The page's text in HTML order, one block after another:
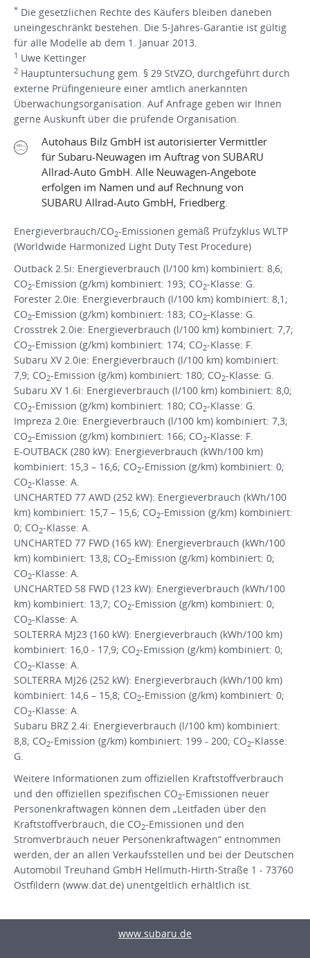
* Die gesetzlichen Rechte des Käufers bleiben daneben
uneingeschränkt bestehen. Die 5-Jahres-Garantie ist gültig
für alle Modelle ab dem 1. Januar 2013.
1 Uwe Kettinger
2 Hauptuntersuchung gem. § 29 StVZO, durchgeführt durch
externe Prüfingenieure einer amtlich anerkannten
Überwachungsorganisation. Auf Anfrage geben wir Ihnen
gerne Auskunft über die prüfende Organisation.
Autohaus Bilz GmbH ist autorisierter Vermittler
für Subaru-Neuwagen im Auftrag von SUBARU
Allrad-Auto GmbH. Alle Neuwagen-Angebote
erfolgen im Namen und auf Rechnung von
SUBARU Allrad-Auto GmbH, Friedberg.
Energieverbrauch/CO2-Emissionen gemäß Prüfzyklus WLTP
(Worldwide Harmonized Light Duty Test Procedure)
Outback 2.5i: Energieverbrauch (l/100 km) kombiniert: 8,6;
CO2-Emission (g/km) kombiniert: 193; CO2-Klasse: G.
Forester 2.0ie: Energieverbrauch (l/100 km) kombiniert: 8,1;
CO2-Emission (g/km) kombiniert: 183; CO2-Klasse: G.
Crosstrek 2.0ie: Energieverbrauch (l/100 km) kombiniert: 7,7;
CO2-Emission (g/km) kombiniert: 174; CO2-Klasse: F.
Subaru XV 2.0ie: Energieverbrauch (l/100 km) kombiniert:
7,9; CO2-Emission (g/km) kombiniert: 180; CO2-Klasse: G.
Subaru XV 1.6i: Energieverbrauch (l/100 km) kombiniert: 8,0;
CO2-Emission (g/km) kombiniert: 180; CO2-Klasse: G.
Impreza 2.0ie: Energieverbrauch (l/100 km) kombiniert: 7,3;
CO2-Emission (g/km) kombiniert: 166; CO2-Klasse: F.
E-OUTBACK (280 kW): Energieverbrauch (kWh/100 km)
kombiniert: 15,3 – 16,6; CO2-Emission (g/km) kombiniert: 0;
CO2-Klasse: A.
UNCHARTED 77 AWD (252 kW): Energieverbrauch (kWh/100
km) kombiniert: 15,7 – 15,6; CO2-Emission (g/km) kombiniert:
0; CO2-Klasse: A.
UNCHARTED 77 FWD (165 kW): Energieverbrauch (kWh/100
km) kombiniert: 13,8; CO2-Emission (g/km) kombiniert: 0;
CO2-Klasse: A.
UNCHARTED 58 FWD (123 kW): Energieverbrauch (kWh/100
km) kombiniert: 13,7; CO2-Emission (g/km) kombiniert: 0;
CO2-Klasse: A.
SOLTERRA MJ23 (160 kW): Energieverbrauch (kWh/100 km)
kombiniert: 16,0 - 17,9; CO2-Emission (g/km) kombiniert: 0;
CO2-Klasse: A.
SOLTERRA MJ26 (252 kW): Energieverbrauch (kWh/100 km)
kombiniert: 14,6 – 15,8; CO2-Emission (g/km) kombiniert: 0;
CO2-Klasse: A.
Subaru BRZ 2.4i: Energieverbrauch (l/100 km) kombiniert:
8,8; CO2-Emission (g/km) kombiniert: 199 - 200; CO2-Klasse:
G.
Weitere Informationen zum offiziellen Kraftstoffverbrauch
und den offiziellen spezifischen CO2-Emissionen neuer
Personenkraftwagen können dem „Leitfaden über den
Kraftstoffverbrauch, die CO2-Emissionen und den
Stromverbrauch neuer Personenkraftwagen“ entnommen
werden, der an allen Verkaufsstellen und bei der Deutschen
Automobil Treuhand GmbH Hellmuth-Hirth-Straße 1 - 73760
Ostfildern (www.dat.de) unentgeltlich erhältlich ist.
www.subaru.de